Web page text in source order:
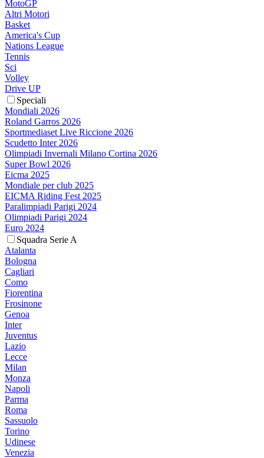
MotoGP
Altri Motori
Basket
America's Cup
Nations League
Tennis
Sci
Volley
Drive UP
Speciali
Mondiali 2026
Roland Garros 2026
Sportmediaset Live Riccione 2026
Scudetto Inter 2026
Olimpiadi Invernali Milano Cortina 2026
Super Bowl 2026
Eicma 2025
Mondiale per club 2025
EICMA Riding Fest 2025
Paralimpiadi Parigi 2024
Olimpiadi Parigi 2024
Euro 2024
Squadra Serie A
Atalanta
Bologna
Cagliari
Como
Fiorentina
Frosinone
Genoa
Inter
Juventus
Lazio
Lecce
Milan
Monza
Napoli
Parma
Roma
Sassuolo
Torino
Udinese
Venezia